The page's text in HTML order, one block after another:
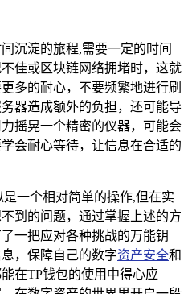
沉淀的旅程,需要一定的时间
佳或区块链网络拥堵时，这就
多的耐心，不要频繁地进行刷
器造成额外的负担，还可能导
摇晃一个精密的仪器，可能会
会耐心等待，让信息在合适的
一个相对简单的操作,但在实
到的问题，通过掌握上述的方
一把应对各种挑战的万能钥
，保障自己的数字资产安全和
在TP钱包的使用中得心应